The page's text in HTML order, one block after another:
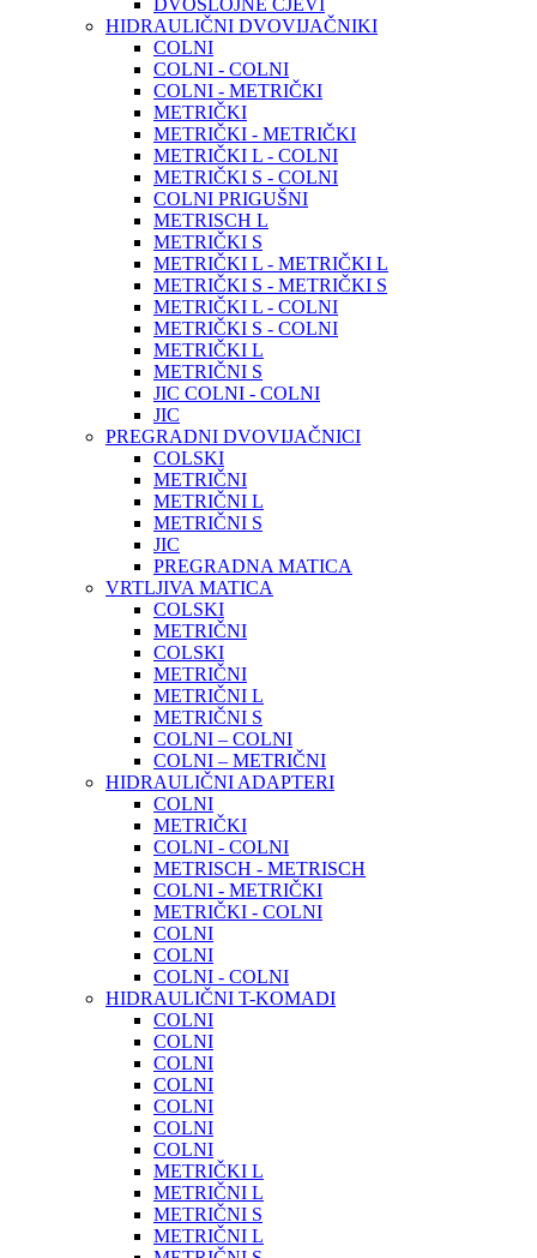
DVOSLOJNE CJEVI
HIDRAULIČNI DVOVIJAČNIKI
COLNI
COLNI - COLNI
COLNI - METRIČKI
METRIČKI
METRIČKI - METRIČKI
METRIČKI L - COLNI
METRIČKI S - COLNI
COLNI PRIGUŠNI
METRISCH L
METRIČKI S
METRIČKI L - METRIČKI L
METRIČKI S - METRIČKI S
METRIČKI L - COLNI
METRIČKI S - COLNI
METRIČKI L
METRIČNI S
JIC COLNI - COLNI
JIC
PREGRADNI DVOVIJAČNICI
COLSKI
METRIČNI
METRIČNI L
METRIČNI S
JIC
PREGRADNA MATICA
VRTLJIVA MATICA
COLSKI
METRIČNI
COLSKI
METRIČNI
METRIČNI L
METRIČNI S
COLNI – COLNI
COLNI – METRIČNI
HIDRAULIČNI ADAPTERI
COLNI
METRIČKI
COLNI - COLNI
METRISCH - METRISCH
COLNI - METRIČKI
METRIČKI - COLNI
COLNI
COLNI
COLNI - COLNI
HIDRAULIČNI T-KOMADI
COLNI
COLNI
COLNI
COLNI
COLNI
COLNI
COLNI
METRIČKI L
METRIČNI L
METRIČNI S
METRIČNI L